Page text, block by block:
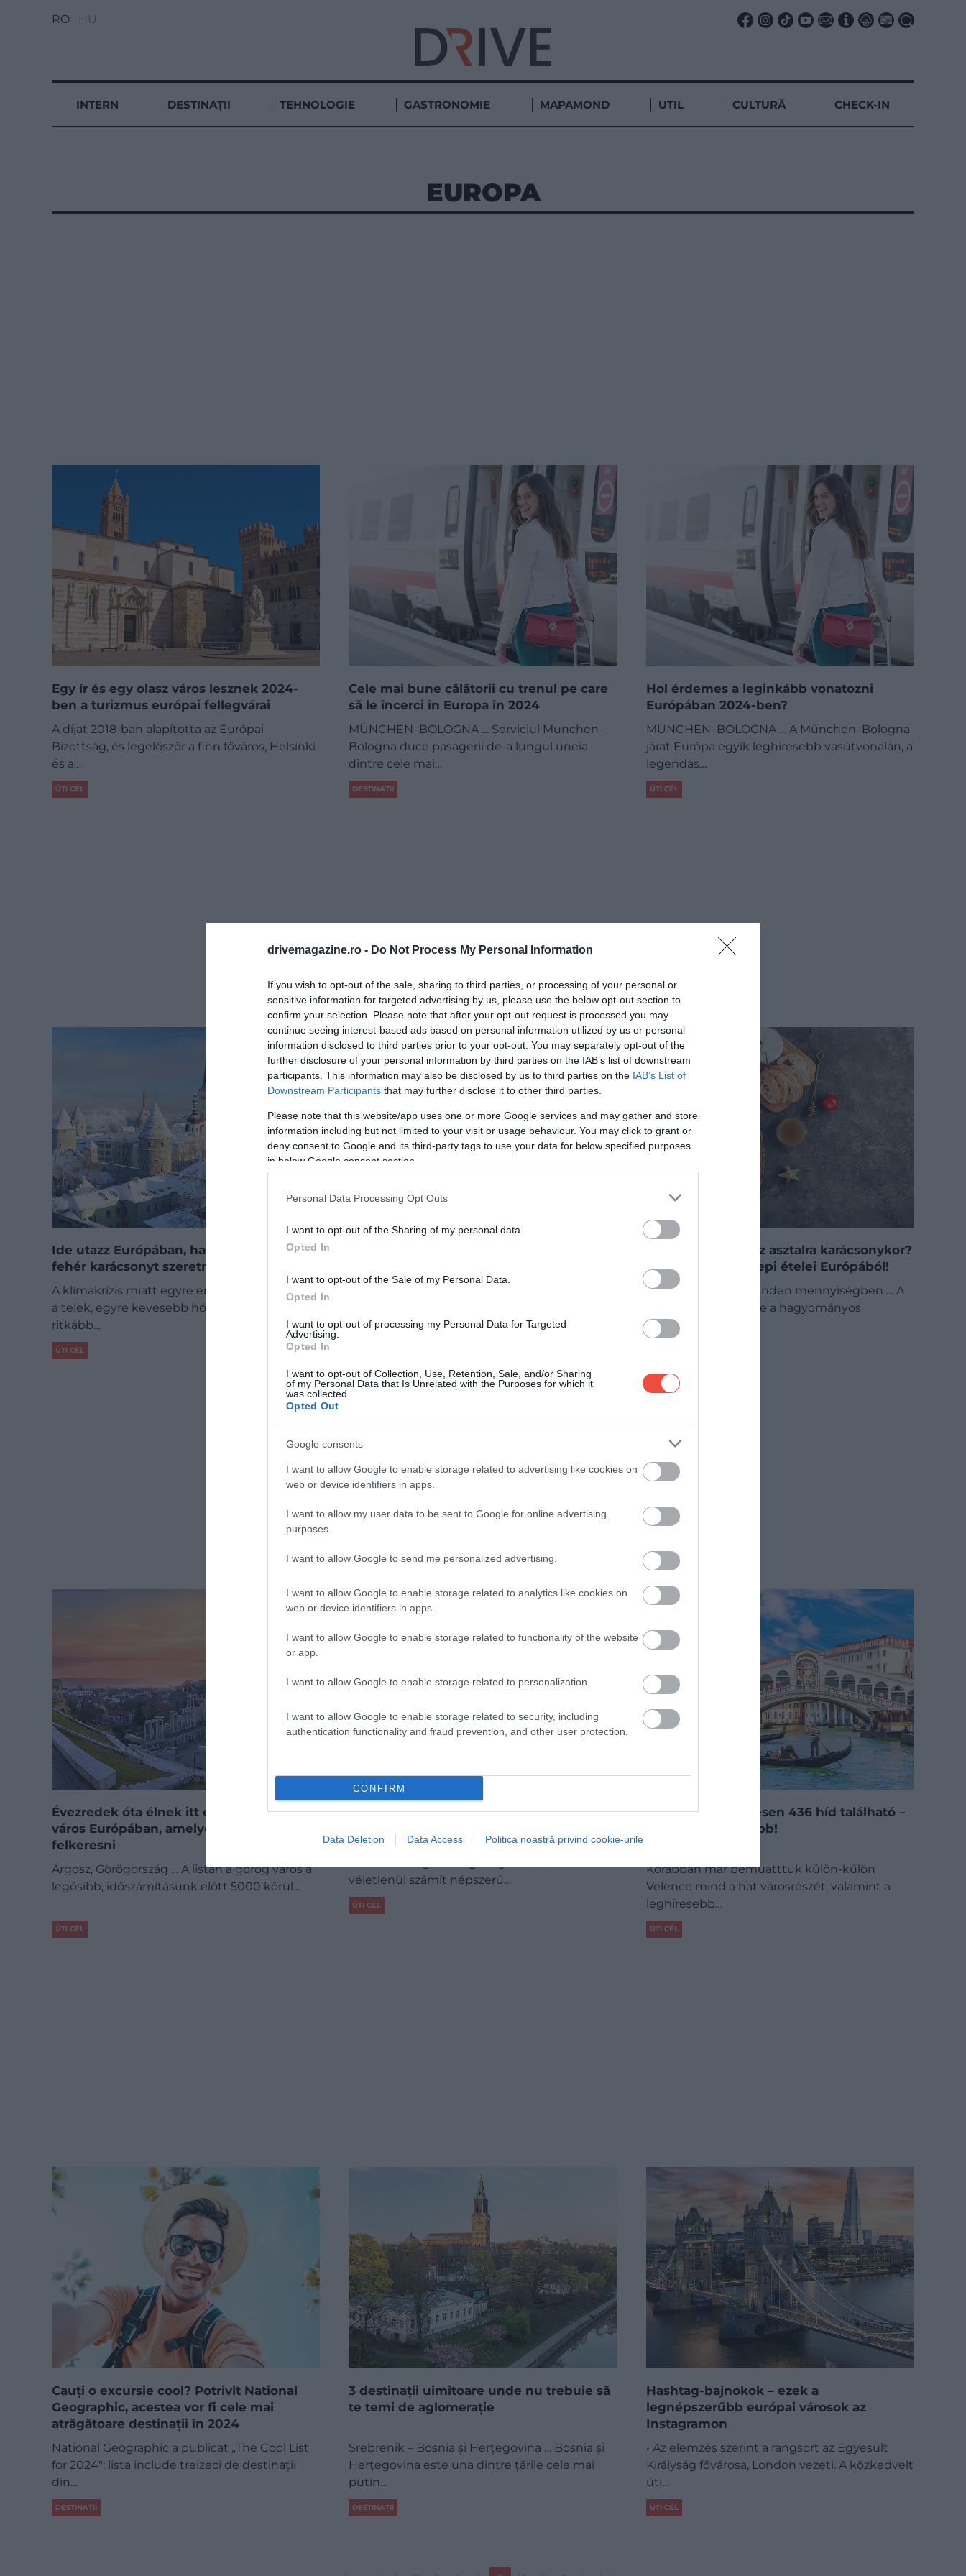
drivemagazine.ro - Do Not Process My Personal Information
If you wish to opt-out of the sale, sharing to third parties, or processing of your personal or
sensitive information for targeted advertising by us, please use the below opt-out section to
confirm your selection. Please note that after your opt-out request is processed you may
continue seeing interest-based ads based on personal information utilized by us or personal
information disclosed to third parties prior to your opt-out. You may separately opt-out of the
further disclosure of your personal information by third parties on the IAB’s list of downstream
participants. This information may also be disclosed by us to third parties on the IAB’s List of
Downstream Participants that may further disclose it to other third parties.
Please note that this website/app uses one or more Google services and may gather and store
information including but not limited to your visit or usage behaviour. You may click to grant or
deny consent to Google and its third-party tags to use your data for below specified purposes
in below Google consent section.
Personal Data Processing Opt Outs
I want to opt-out of the Sharing of my personal data.
Opted In
I want to opt-out of the Sale of my Personal Data.
Opted In
I want to opt-out of processing my Personal Data for Targeted
Advertising.
Opted In
I want to opt-out of Collection, Use, Retention, Sale, and/or Sharing
of my Personal Data that Is Unrelated with the Purposes for which it
was collected.
Opted Out
Google consents
I want to allow Google to enable storage related to advertising like cookies on
web or device identifiers in apps.
I want to allow my user data to be sent to Google for online advertising
purposes.
I want to allow Google to send me personalized advertising.
I want to allow Google to enable storage related to analytics like cookies on
web or device identifiers in apps.
I want to allow Google to enable storage related to functionality of the website
or app.
I want to allow Google to enable storage related to personalization.
I want to allow Google to enable storage related to security, including
authentication functionality and fraud prevention, and other user protection.
CONFIRM
Data Deletion Data Access Politica noastră privind cookie-urile
RO HU
INTERN DESTINAȚII TEHNOLOGIE GASTRONOMIE MAPAMOND UTIL CULTURĂ CHECK-IN
EUROPA
Egy ír és egy olasz város lesznek 2024-
ben a turizmus európai fellegvárai
A díjat 2018-ban alapította az Európai
Bizottság, és legelőször a finn főváros, Helsinki
és a…
ÚTI CÉL
Cele mai bune călătorii cu trenul pe care
să le încerci în Europa în 2024
​MÜNCHEN–BOLOGNA … Serviciul Munchen-
Bologna duce pasagerii de-a lungul uneia
dintre cele mai…
DESTINAȚII
Hol érdemes a leginkább vonatozni
Európában 2024-ben?
​MÜNCHEN–BOLOGNA … A München–Bologna
járat Európa egyik leghíresebb vasútvonalán, a
legendás…
ÚTI CÉL
Ide utazz Európában, ha garantáltan
fehér karácsonyt szeretnél ünnepelni!
A klímakrízis miatt egyre enyhébbek mifelénk
a telek, egyre kevesebb hó hullik, és egyre
ritkább…
ÚTI CÉL
felett…
Máshol mi kerül az asztalra karácsonykor?
Íme 5 ország ünnepi ételei Európából!
Csehország – Hal minden mennyiségben … A
cseheknél Szenteste a hagyományos
karácsonyi asztalra…
Évezredek óta élnek itt emberek – 3 ősi
város Európában, amelyet érdemes
felkeresni
Argosz, Görögország … A listán a görög város a
legősibb, időszámításunk előtt 5000 körül…
ÚTI CÉL
Lehet, még jobb is télen felkeresni ezt az
5 európai várost
Dubrovnik, Horvátország … Dubrovnik
véletlenül számít népszerű…
ÚTI CÉL
Velencében összesen 436 híd található –
íme a 4 leghíresebb!
Korábban már bemuatttuk külön-külön
Velence mind a hat városrészét, valamint a
leghíresebb…
ÚTI CÉL
Cauți o excursie cool? Potrivit National
Geographic, acestea vor fi cele mai
atrăgătoare destinații în 2024
National Geographic a publicat „The Cool List
for 2024": lista include treizeci de destinații
din…
DESTINAȚII
3 destinații uimitoare unde nu trebuie să
te temi de aglomerație
Srebrenik – Bosnia și Herțegovina … Bosnia și
Herțegovina este una dintre țările cele mai
puțin…
DESTINAȚII
Hashtag-bajnokok – ezek a
legnépszerűbb európai városok az
Instagramon
• Az elemzés szerint a rangsort az Egyesült
Királyság fővárosa, London vezeti. A közkedvelt
úti…
ÚTI CÉL